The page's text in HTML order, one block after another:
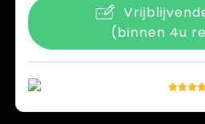
(binnen 4u